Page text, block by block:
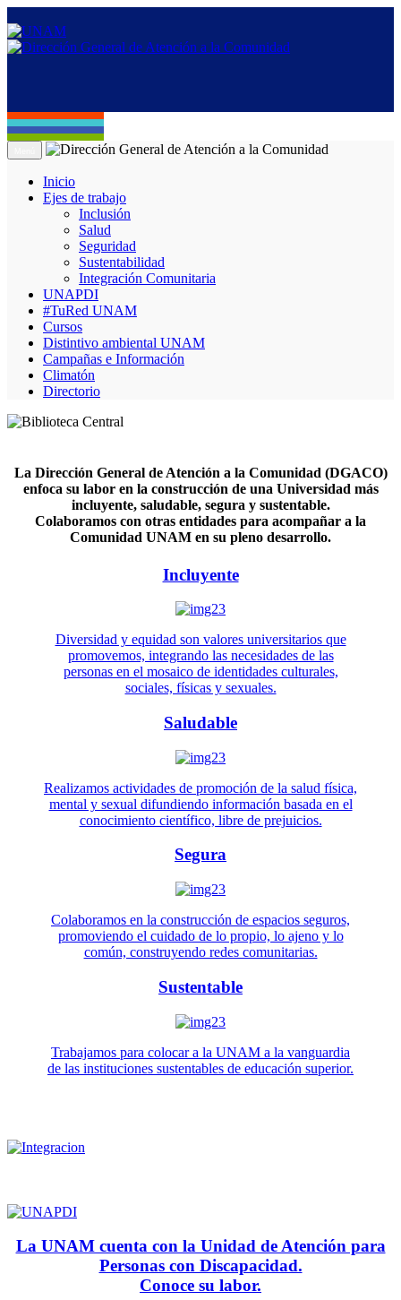
Inicio
Ejes de trabajo
Inclusión
Salud
Seguridad
Sustentabilidad
Integración Comunitaria
UNAPDI
#TuRed UNAM
Cursos
Distintivo ambiental UNAM
Campañas e Información
Climatón
Directorio
La Dirección General de Atención a la Comunidad (DGACO)
enfoca su labor en la construcción de una Universidad más
incluyente, saludable, segura y sustentable.
Colaboramos con otras entidades para acompañar a la
Comunidad UNAM en su pleno desarrollo.
Incluyente
Diversidad y equidad son valores universitarios que
promovemos, integrando las necesidades de las
personas en el mosaico de identidades culturales,
sociales, físicas y sexuales.
Saludable
Realizamos actividades de promoción de la salud física,
mental y sexual difundiendo información basada en el
conocimiento científico, libre de prejuicios.
Segura
Colaboramos en la construcción de espacios seguros,
promoviendo el cuidado de lo propio, lo ajeno y lo
común, construyendo redes comunitarias.
Sustentable
Trabajamos para colocar a la UNAM a la vanguardia
de las instituciones sustentables de educación superior.
La UNAM cuenta con la Unidad de Atención para
Personas con Discapacidad.
Conoce su labor.